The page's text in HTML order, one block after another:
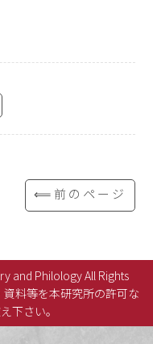
⟸前のページ
and Philology All Rights
料等を本研究所の許可な
下さい。